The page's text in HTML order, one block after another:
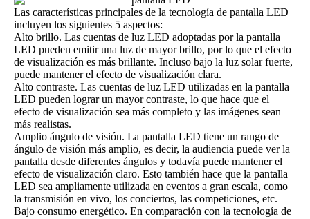
Las características principales de la tecnología de pantalla LED
incluyen los siguientes 5 aspectos:
Alto brillo. Las cuentas de luz LED adoptadas por la pantalla
LED pueden emitir una luz de mayor brillo, por lo que el efecto
de visualización es más brillante. Incluso bajo la luz solar fuerte,
puede mantener el efecto de visualización clara.
Alto contraste. Las cuentas de luz LED utilizadas en la pantalla
LED pueden lograr un mayor contraste, lo que hace que el
efecto de visualización sea más completo y las imágenes sean
más realistas.
Amplio ángulo de visión. La pantalla LED tiene un rango de
ángulo de visión más amplio, es decir, la audiencia puede ver la
pantalla desde diferentes ángulos y todavía puede mantener el
efecto de visualización claro. Esto también hace que la pantalla
LED sea ampliamente utilizada en eventos a gran escala, como
la transmisión en vivo, los conciertos, las competiciones, etc.
Bajo consumo energético. En comparación con la tecnología de